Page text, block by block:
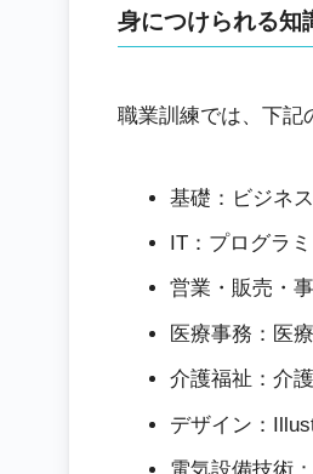
身につけられる知
職業訓練では、下記
基礎：ビジネ
IT：プログラ
営業・販売・
医療事務：医
介護福祉：介
デザイン：